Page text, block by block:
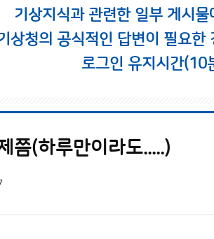
기상지식과 관련한 일부 게시
상청의 공식적인 답변이 필요한
로그인 유지시간(10
쯤(하루만이라도.....)